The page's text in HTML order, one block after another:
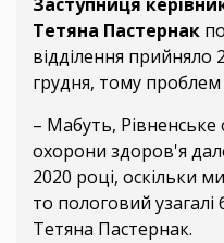
Тетяна Пастернак
відділення прийняло
грудня, тому
– Мабуть, Рівненське
охорони здоров'я
2020 році, оскільки
то пологовий
Тетяна Пастернак.